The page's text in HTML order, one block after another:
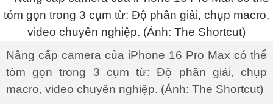
Nâng cấp camera của iPhone 16 Pro Max có thể
tóm gọn trong 3 cụm từ: Độ phân giải, chụp
macro, video chuyên nghiệp. (Ảnh: The Shortcut)